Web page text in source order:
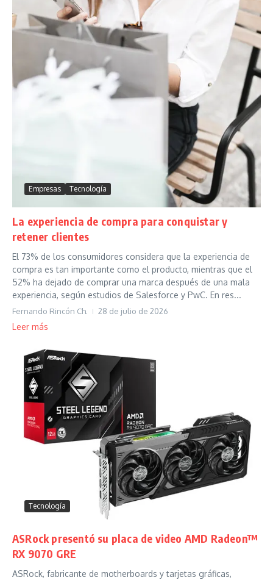
Empresas Tecnología
La experiencia de compra para conquistar y
retener clientes
El 73% de los consumidores considera que la experiencia de
compra es tan importante como el producto, mientras que el
52% ha dejado de comprar una marca después de una mala
experiencia, según estudios de Salesforce y PwC. En res...
Fernando Rincón Ch. 28 de julio de 2026
Leer más
Tecnología
ASRock presentó su placa de video AMD Radeon™
RX 9070 GRE
ASRock, fabricante de motherboards y tarjetas gráficas,